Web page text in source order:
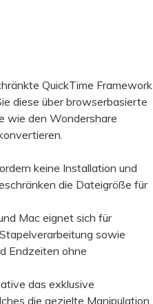
QuickTime Framework
diese über browserbasierte
wie den Wondershare
keine Installation und
die Dateigröße für
Mac eignet sich für
sowie
Endzeiten ohne
das exklusive
die gezielte Manipulation